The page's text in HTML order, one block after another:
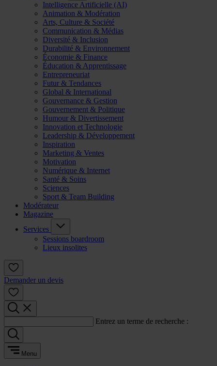
Intelligence Artificielle (AI)
Animation & Modération
Arts, Culture & Société
Communication & Médias
Diversité & Inclusion
Durabilité & Environnement
Économie & Finance
Éducation & Apprentissage
Entrepreneuriat
Futur & Tendances
Global & International
Gouvernance & Gestion
Gouvernement & Politique
Humour & Divertissement
Innovation et Technologie
Leadership & Développement
Inspiration
Marketing & Ventes
Motivation
Numérique & Internet
Santé & Soins
Sciences
Sport & Team Building
Modérateur
Magazine
Services
Sessions boardroom
Lieux insolites
Demander un devis
Entrez un terme de recherche :
Menu